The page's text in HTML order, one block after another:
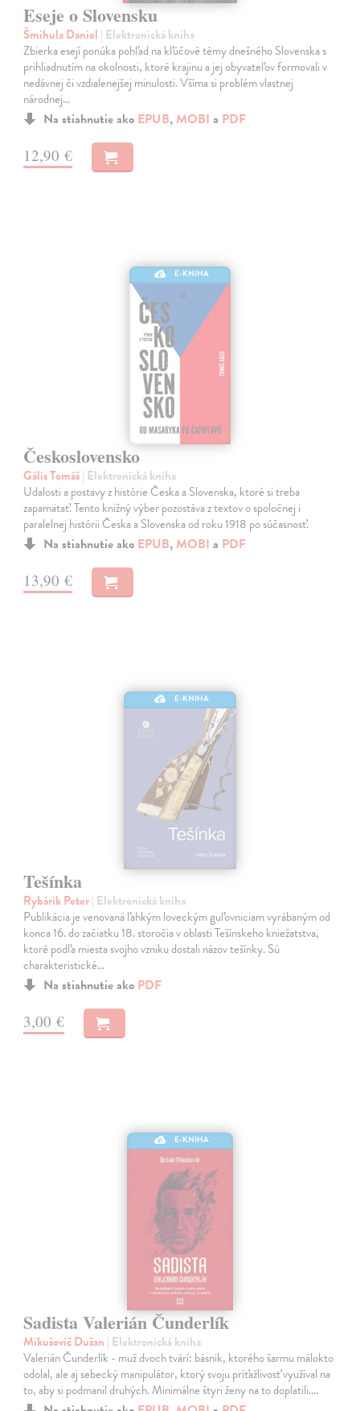
Eseje o Slovensku
Šmihula Daniel | Elektronická kniha
Zbierka esejí ponúka pohľad na kľúčové témy dnešného Slovenska s
prihliadnutím na okolnosti, ktoré krajinu a jej obyvateľov formovali v
nedávnej či vzdialenejšej minulosti. Všíma si problém vlastnej
národnej…
Na stiahnutie ako EPUB, MOBI a PDF
12,90 €
E-KNIHA
Československo
Gális Tomáš| Elektronická kniha
Udalosti a postavy z histórie Česka a Slovenska, ktoré si treba
zapamätať. Tento knižný výber pozostáva z textov o spoločnej i
paralelnej histórii Česka a Slovenska od roku 1918 po súčasnosť.
Na stiahnutie ako EPUB, MOBI a PDF
13,90 €
E-KNIHA
Tešínka
Rybárik Peter| Elektronická kniha
Publikácia je venovaná ľahkým loveckým guľovniciam vyrábaným od
konca 16. do začiatku 18. storočia v oblasti Tešínskeho kniežatstva,
ktoré podľa miesta svojho vzniku dostali názov tešínky. Sú
charakteristické…
Na stiahnutie ako PDF
3,00 €
E-KNIHA
Sadista Valerián Čunderlík
Mikušovič Dušan | Elektronická kniha
Valerián Čunderlík - muž dvoch tvárí: básnik, ktorého šarmu málokto
odolal, ale aj sebecký manipulátor, ktorý svoju príťažlivosť využíval na
to, aby si podmanil druhých. Minimálne štyri ženy na to doplatili.…